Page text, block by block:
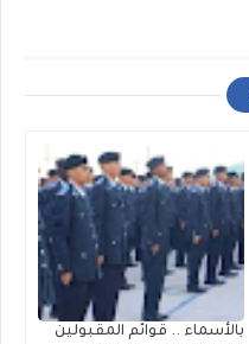
بالأسماء .. قوائم المقبولين